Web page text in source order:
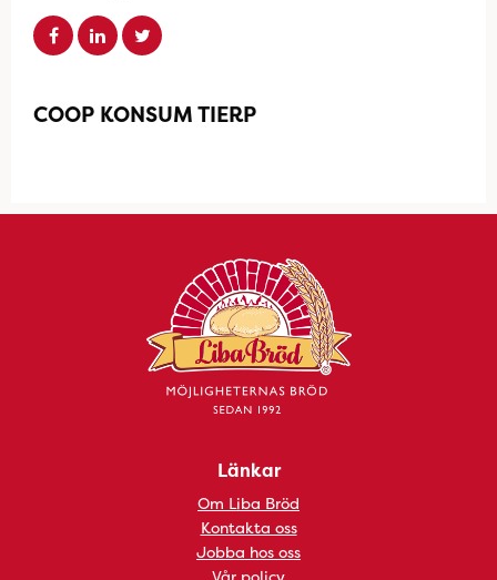
COOP KONSUM TIERP
Länkar
Om Liba Bröd
Kontakta oss
Jobba hos oss